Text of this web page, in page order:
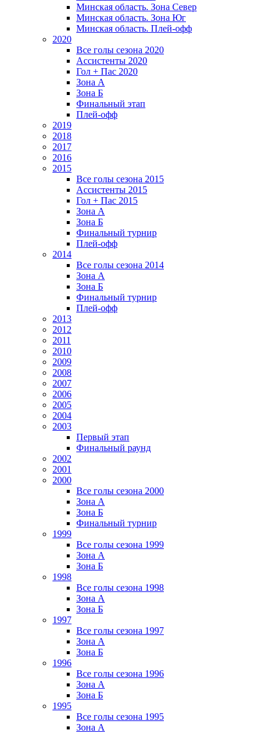
Минская область. Зона Север
Минская область. Зона Юг
Минская область. Плей-офф
2020
Все голы сезона 2020
Ассистенты 2020
Гол + Пас 2020
Зона А
Зона Б
Финальный этап
Плей-офф
2019
2018
2017
2016
2015
Все голы сезона 2015
Ассистенты 2015
Гол + Пас 2015
Зона А
Зона Б
Финальный турнир
Плей-офф
2014
Все голы сезона 2014
Зона А
Зона Б
Финальный турнир
Плей-офф
2013
2012
2011
2010
2009
2008
2007
2006
2005
2004
2003
Первый этап
Финальный раунд
2002
2001
2000
Все голы сезона 2000
Зона А
Зона Б
Финальный турнир
1999
Все голы сезона 1999
Зона А
Зона Б
1998
Все голы сезона 1998
Зона А
Зона Б
1997
Все голы сезона 1997
Зона А
Зона Б
1996
Все голы сезона 1996
Зона А
Зона Б
1995
Все голы сезона 1995
Зона А